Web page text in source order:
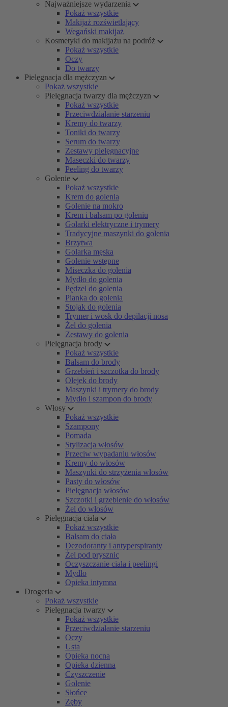
Najważniejsze wydarzenia
Pokaż wszystkie
Makijaż rozświetlający
Wegański makijaż
Kosmetyki do makijażu na podróż
Pokaż wszystkie
Oczy
Do twarzy
Pielęgnacja dla mężczyzn
Pokaż wszystkie
Pielęgnacja twarzy dla mężczyzn
Pokaż wszystkie
Przeciwdziałanie starzeniu
Kremy do twarzy
Toniki do twarzy
Serum do twarzy
Zestawy pielęgnacyjne
Maseczki do twarzy
Peeling do twarzy
Golenie
Pokaż wszystkie
Krem do golenia
Golenie na mokro
Krem i balsam po goleniu
Golarki elektryczne i trymery
Tradycyjne maszynki do golenia
Brzytwa
Golarka męska
Golenie wstępne
Miseczka do golenia
Mydło do golenia
Pędzel do golenia
Pianka do golenia
Stojak do golenia
Trymer i wosk do depilacji nosa
Żel do golenia
Zestawy do golenia
Pielęgnacja brody
Pokaż wszystkie
Balsam do brody
Grzebień i szczotka do brody
Olejek do brody
Maszynki i trymery do brody
Mydło i szampon do brody
Włosy
Pokaż wszystkie
Szampony
Pomada
Stylizacja włosów
Przeciw wypadaniu włosów
Kremy do włosów
Maszynki do strzyżenia włosów
Pasty do włosów
Pielęgnacja włosów
Szczotki i grzebienie do włosów
Żel do włosów
Pielęgnacja ciała
Pokaż wszystkie
Balsam do ciała
Dezodoranty i antyperspiranty
Żel pod prysznic
Oczyszczanie ciała i peelingi
Mydło
Opieka intymna
Drogeria
Pokaż wszystkie
Pielęgnacja twarzy
Pokaż wszystkie
Przeciwdziałanie starzeniu
Oczy
Usta
Opieka nocna
Opieka dzienna
Czyszczenie
Golenie
Słońce
Zęby